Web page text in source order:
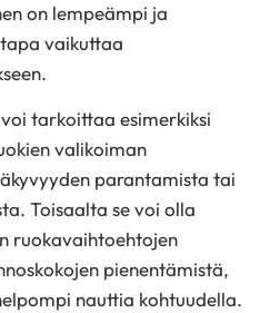
on lempeämpi ja
vaikuttaa
tarkoittaa esimerkiksi
valikoiman
parantamista tai
Toisaalta se voi olla
ruokavaihtoehtojen
pienentämistä,
nauttia kohtuudella.